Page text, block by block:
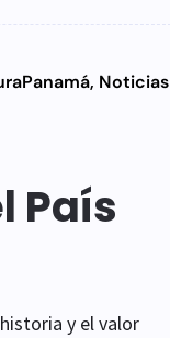
, Noticias
País
y el valor